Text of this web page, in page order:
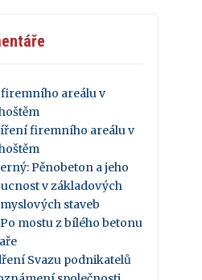
areálu v
firemního areálu v
: Pěnobeton a jeho
v základových
staveb
Po mostu z bílého betonu
Svazu podnikatelů